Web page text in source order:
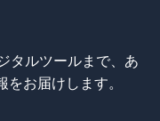
タルツールまで、あ
お届けします。